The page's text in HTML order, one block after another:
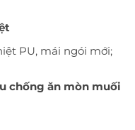
PU, mái ngói mới;
chống ăn mòn muối